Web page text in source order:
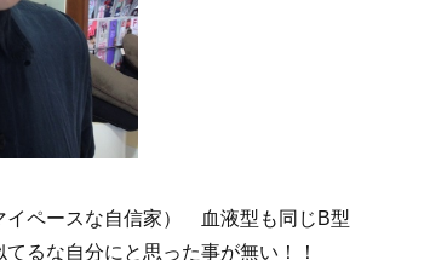
ペースな自信家） 血液型も同じB型
るな自分にと思った事が無い！！